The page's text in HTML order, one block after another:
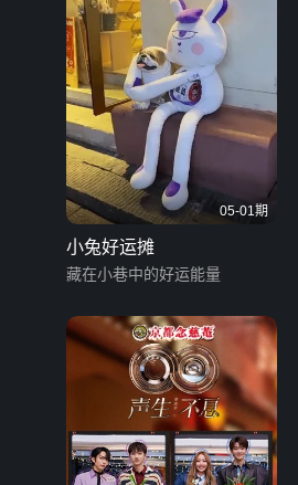
05-01期
小兔好运摊
藏在小巷中的好运能量